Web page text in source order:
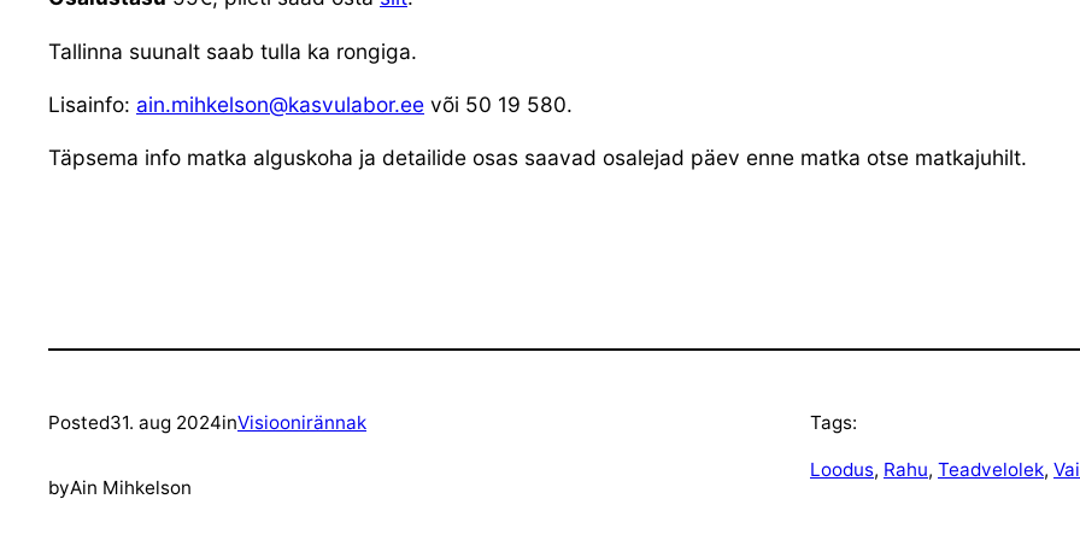
Tallinna suunalt saab tulla ka rongiga.
Lisainfo: ain.mihkelson@kasvulabor.ee või 50 19 580.
Täpsema info matka alguskoha ja detailide osas saavad osalejad päev enne matka otse matkajuhilt.
Posted31. aug 2024inVisioonirännak
byAin Mihkelson
Tags:
Loodus, Rahu, Teadvelolek,